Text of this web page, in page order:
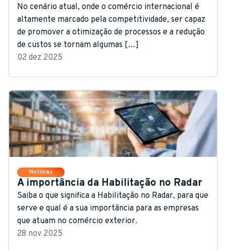
No cenário atual, onde o comércio internacional é
altamente marcado pela competitividade, ser capaz
de promover a otimização de processos e a redução
de custos se tornam algumas […]
02 dez 2025
Notícias
A importância da Habilitação no Radar
Saiba o que significa a Habilitação no Radar, para que
serve e qual é a sua importância para as empresas
que atuam no comércio exterior.
28 nov 2025